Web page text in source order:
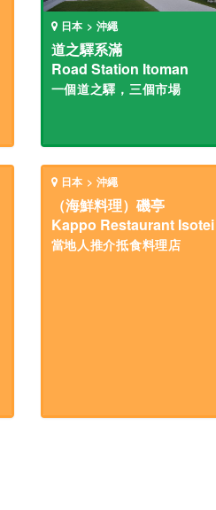
日本 > 沖繩
道之驛系滿
Road Station Itoman
一個道之驛，三個市場
日本 > 沖繩
（海鮮料理）磯亭
Kappo Restaurant Isotei
當地人推介抵食料理店